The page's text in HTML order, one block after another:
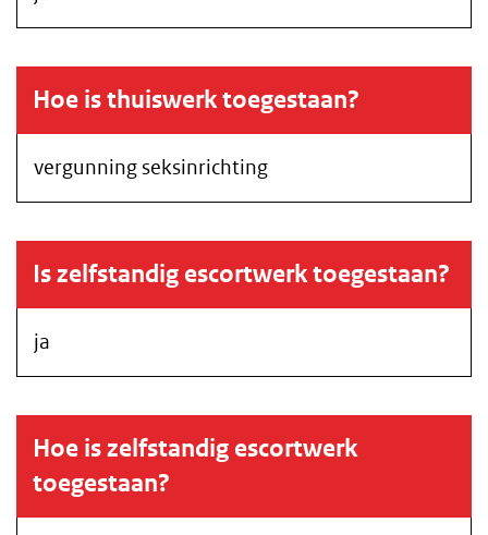
Hoe is thuiswerk toegestaan?
vergunning seksinrichting
Is zelfstandig escortwerk toegestaan?
ja
Hoe is zelfstandig escortwerk
toegestaan?